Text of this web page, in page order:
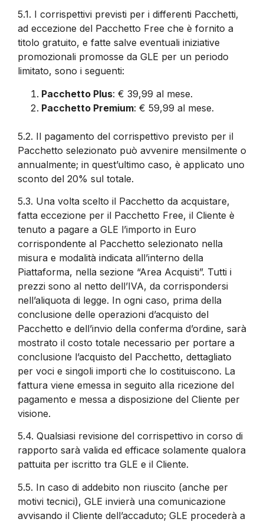
5.1. I corrispettivi previsti per i differenti Pacchetti,
ad eccezione del Pacchetto Free che è fornito a
titolo gratuito, e fatte salve eventuali iniziative
promozionali promosse da GLE per un periodo
limitato, sono i seguenti:
Pacchetto Plus: € 39,99 al mese.
Pacchetto Premium: € 59,99 al mese.
5.2. Il pagamento del corrispettivo previsto per il
Pacchetto selezionato può avvenire mensilmente o
annualmente; in quest’ultimo caso, è applicato uno
sconto del 20% sul totale.
5.3. Una volta scelto il Pacchetto da acquistare,
fatta eccezione per il Pacchetto Free, il Cliente è
tenuto a pagare a GLE l’importo in Euro
corrispondente al Pacchetto selezionato nella
misura e modalità indicata all’interno della
Piattaforma, nella sezione “Area Acquisti”. Tutti i
prezzi sono al netto dell’IVA, da corrispondersi
nell’aliquota di legge. In ogni caso, prima della
conclusione delle operazioni d’acquisto del
Pacchetto e dell’invio della conferma d’ordine, sarà
mostrato il costo totale necessario per portare a
conclusione l’acquisto del Pacchetto, dettagliato
per voci e singoli importi che lo costituiscono. La
fattura viene emessa in seguito alla ricezione del
pagamento e messa a disposizione del Cliente per
visione.
5.4. Qualsiasi revisione del corrispettivo in corso di
rapporto sarà valida ed efficace solamente qualora
pattuita per iscritto tra GLE e il Cliente.
5.5. In caso di addebito non riuscito (anche per
motivi tecnici), GLE invierà una comunicazione
avvisando il Cliente dell’accaduto; GLE procederà a